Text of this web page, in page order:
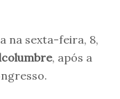
na sexta-feira, 8,
, após a